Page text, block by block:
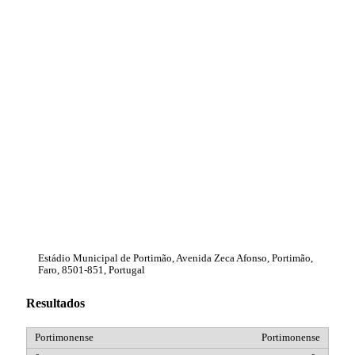
Estádio Municipal de Portimão, Avenida Zeca Afonso, Portimão,
Faro, 8501-851, Portugal
Resultados
Portimonense